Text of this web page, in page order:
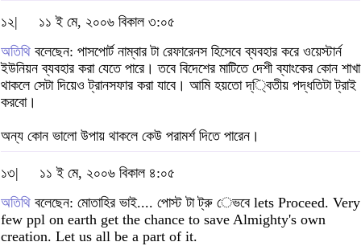
১২|
১১ ই মে, ২০০৬ বিকাল ৩:০৫
অতিথি বলেছেন: পাসপোর্ট নাম্বার টা রেফারেনস হিসেবে ব্যবহার করে ওয়েস্টার্ন
ইউনিয়ন ব্যবহার করা যেতে পারে। তবে বিদেশের মাটিতে দেশী ব্যাংকের কোন শাখা
থাকলে সেটা দিয়েও ট্রানসফার করা যাবে। আমি হয়তো দ্্বিতীয় পদ্ধতিটা ট্রাই
করবো।
অন্য কোন ভালো উপায় থাকলে কেউ পরামর্শ দিতে পারেন।
১৩|
১১ ই মে, ২০০৬ বিকাল ৪:০৫
অতিথি বলেছেন: মোতাহির ভাই.... পোস্ট টা ট্রু েভবে lets Proceed. Very
few ppl on earth get the chance to save Almighty's own
creation. Let us all be a part of it.